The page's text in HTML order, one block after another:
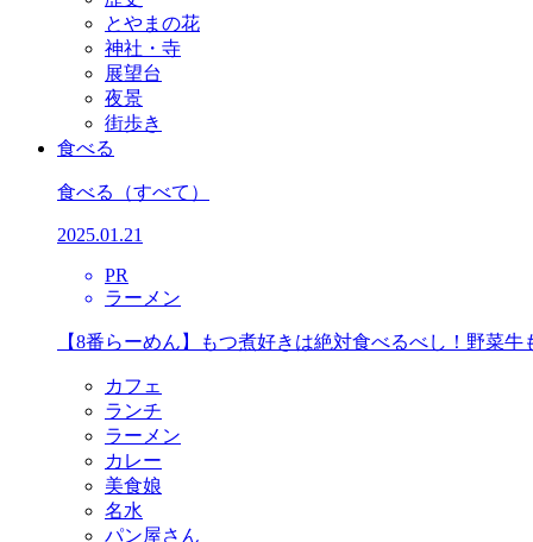
とやまの花
神社・寺
展望台
夜景
街歩き
食べる
食べる （すべて）
2025.01.21
PR
ラーメン
【8番らーめん】もつ煮好きは絶対食べるべし！野菜
カフェ
ランチ
ラーメン
カレー
美食娘
名水
パン屋さん